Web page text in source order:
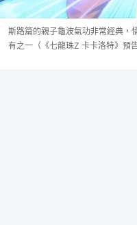
斯路篇的親子龜波氣功非常經典，
有之一（《七龍珠Z 卡卡洛特》預告